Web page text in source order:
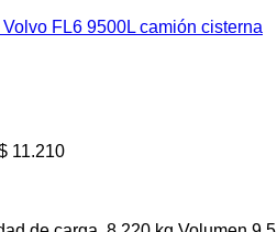
Volvo FL6 9500L camión cisterna
11.210